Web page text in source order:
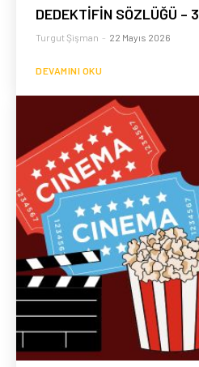
DEDEKTİFİN SÖZLÜĞÜ – 3
Turgut Şişman - 22 Mayıs 2026
DEVAMINI OKU